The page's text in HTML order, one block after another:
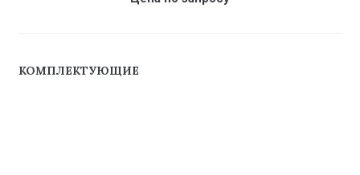
КОМПЛЕКТУЮЩИЕ